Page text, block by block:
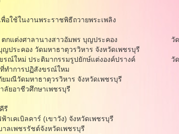
ศเพื่อใช้ในงานพระราชพิธีถวายพระเพลิง พระบ
ตกแต่งศาลานางสาวอัมพร บุญประคอง วัดมหา
ะคอง วัดมหาธาตุวรวิหาร จังหวัดเพชรบุรี
ขรณ์ใหม่ ประติมากรรมรูปยักษ์แต่งองค์ปรางค์ วัดม
ทําการปฏิสังขรณ์ใหม
ณีวัดมหาธาตุวรวิหาร จังหวัดเพชรบุรี
ยอาชีวศึกษาเพชรบุรี
รี
คเบิลคาร์ (เขาวัง) จังหวัดเพชรบุรี
เพชรรัชต์จังหวัดเพชรบุรี